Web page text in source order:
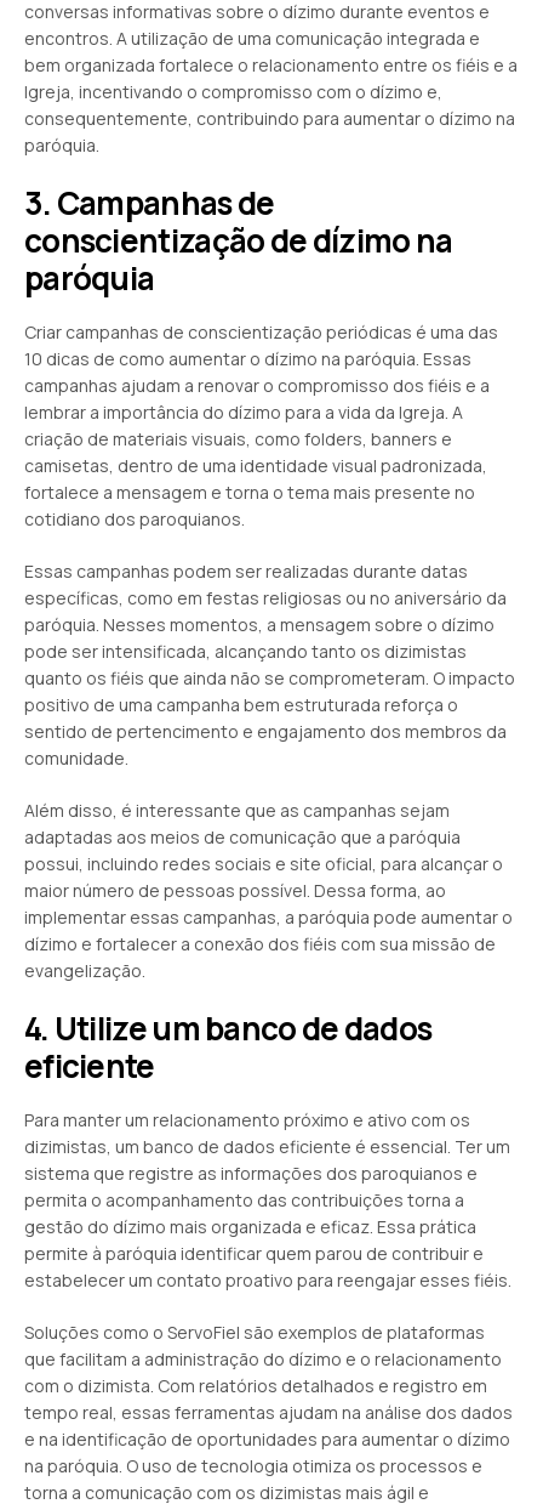
conversas informativas sobre o dízimo durante eventos e
encontros. A utilização de uma comunicação integrada e
bem organizada fortalece o relacionamento entre os fiéis e a
Igreja, incentivando o compromisso com o dízimo e,
consequentemente, contribuindo para aumentar o dízimo na
paróquia.
3. Campanhas de
conscientização de dízimo na
paróquia
Criar campanhas de conscientização periódicas é uma das
10 dicas de como aumentar o dízimo na paróquia. Essas
campanhas ajudam a renovar o compromisso dos fiéis e a
lembrar a importância do dízimo para a vida da Igreja. A
criação de materiais visuais, como folders, banners e
camisetas, dentro de uma identidade visual padronizada,
fortalece a mensagem e torna o tema mais presente no
cotidiano dos paroquianos.
Essas campanhas podem ser realizadas durante datas
específicas, como em festas religiosas ou no aniversário da
paróquia. Nesses momentos, a mensagem sobre o dízimo
pode ser intensificada, alcançando tanto os dizimistas
quanto os fiéis que ainda não se comprometeram. O impacto
positivo de uma campanha bem estruturada reforça o
sentido de pertencimento e engajamento dos membros da
comunidade.
Além disso, é interessante que as campanhas sejam
adaptadas aos meios de comunicação que a paróquia
possui, incluindo redes sociais e site oficial, para alcançar o
maior número de pessoas possível. Dessa forma, ao
implementar essas campanhas, a paróquia pode aumentar o
dízimo e fortalecer a conexão dos fiéis com sua missão de
evangelização.
4. Utilize um banco de dados
eficiente
Para manter um relacionamento próximo e ativo com os
dizimistas, um banco de dados eficiente é essencial. Ter um
sistema que registre as informações dos paroquianos e
permita o acompanhamento das contribuições torna a
gestão do dízimo mais organizada e eficaz. Essa prática
permite à paróquia identificar quem parou de contribuir e
estabelecer um contato proativo para reengajar esses fiéis.
Soluções como o ServoFiel são exemplos de plataformas
que facilitam a administração do dízimo e o relacionamento
com o dizimista. Com relatórios detalhados e registro em
tempo real, essas ferramentas ajudam na análise dos dados
e na identificação de oportunidades para aumentar o dízimo
na paróquia. O uso de tecnologia otimiza os processos e
torna a comunicação com os dizimistas mais ágil e